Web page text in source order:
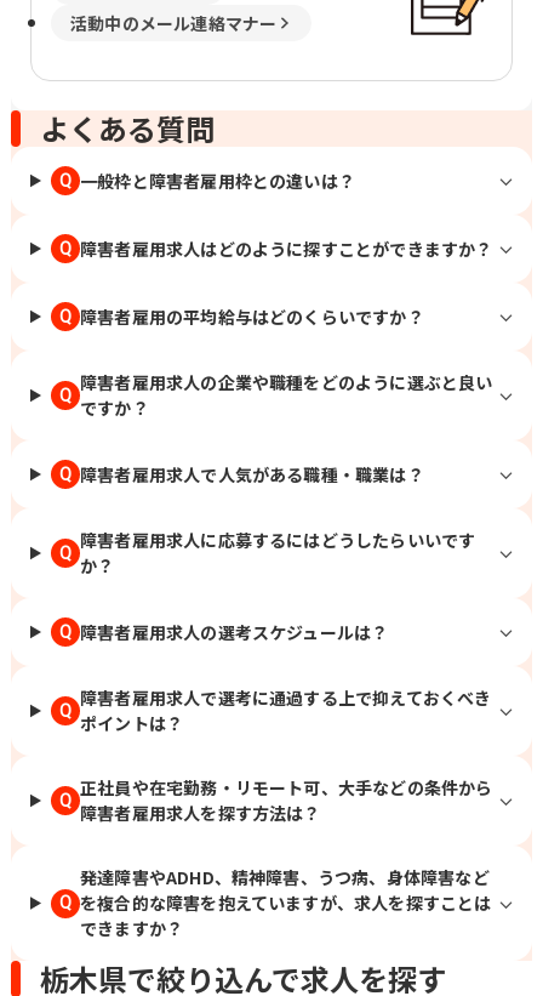
活動中のメール連絡マナー
よくある質問
Q 一般枠と障害者雇用枠との違いは？
Q 障害者雇用求人はどのように探すことができますか？
Q 障害者雇用の平均給与はどのくらいですか？
Q
障害者雇用求人の企業や職種をどのように選ぶと良い
ですか？
Q 障害者雇用求人で人気がある職種・職業は？
Q
障害者雇用求人に応募するにはどうしたらいいです
か？
Q 障害者雇用求人の選考スケジュールは？
Q
障害者雇用求人で選考に通過する上で抑えておくべき
ポイントは？
Q
正社員や在宅勤務・リモート可、大手などの条件から
障害者雇用求人を探す方法は？
Q
発達障害やADHD、精神障害、うつ病、身体障害など
を複合的な障害を抱えていますが、求人を探すことは
できますか？
栃木県で絞り込んで求人を探す